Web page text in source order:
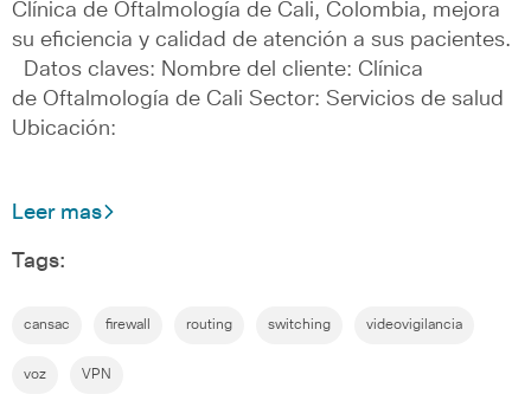
Clínica de Oftalmología de Cali, Colombia, mejora
su eficiencia y calidad de atención a sus pacientes.
Datos claves: Nombre del cliente: Clínica
de Oftalmología de Cali Sector: Servicios de salud
Ubicación:
Leer mas
Tags:
cansac firewall routing switching videovigilancia
voz VPN